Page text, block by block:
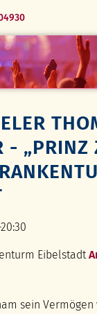
- „PRINZ
Eibelstadt
sein
Indoor
N. Osipov
Queen